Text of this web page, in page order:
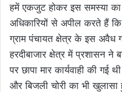
हमें एकजुट होकर इस समस्या का
अधिकारियों से अपील करते हैं
ग्राम पंचायत क्षेत्र के इस अवैध
हरदीबाजार क्षेत्र में प्रशासन ने
पर छापा मार कार्यवाही की
और बिजली चोरी का भी